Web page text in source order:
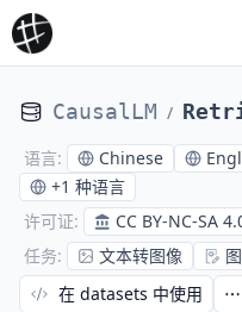
CausalLM /
语言: Chinese
+1 种语言
许可证:
CC BY-NC-SA
任务: 文本转图像
在 datasets 中使用